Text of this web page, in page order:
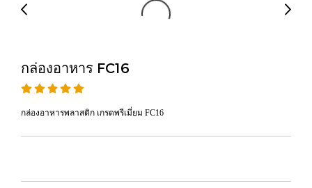
กล่องอาหาร FC16
กล่องอาหารพลาสติก เกรดพรีเมี่ยม FC16